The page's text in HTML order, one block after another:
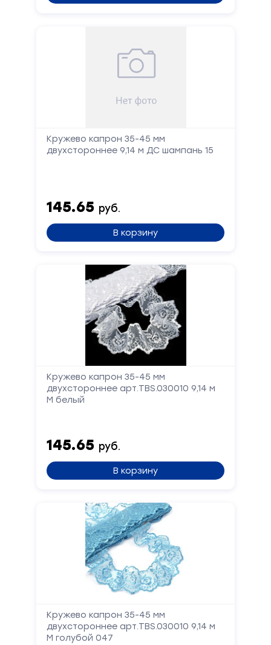
Кружево капрон 35-45 мм
двухстороннее 9,14 м ДС шампань 15
145.65 руб.
В корзину
Кружево капрон 35-45 мм
двухстороннее арт.TBS.030010 9,14 м
М белый
145.65 руб.
В корзину
Кружево капрон 35-45 мм
двухстороннее арт.TBS.030010 9,14 м
М голубой 047
связи
Заполните
и
перезвоним
Телефон
Сообщение
Отправить